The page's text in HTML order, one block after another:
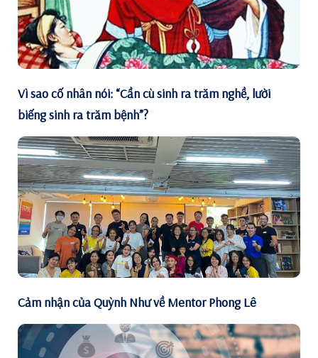
Vì sao cố nhân nói: “Cần cù sinh ra trăm nghề, lười
biếng sinh ra trăm bệnh”?
Cảm nhận của Quỳnh Như về Mentor Phong Lê